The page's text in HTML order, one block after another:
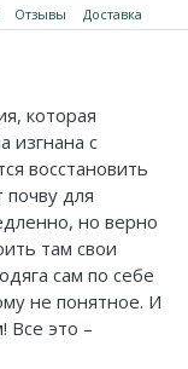
Отзывы Доставка
которая
изгнана с
восстановить
почву для
но верно
там свои
сам по себе
не понятное. И
Все это –